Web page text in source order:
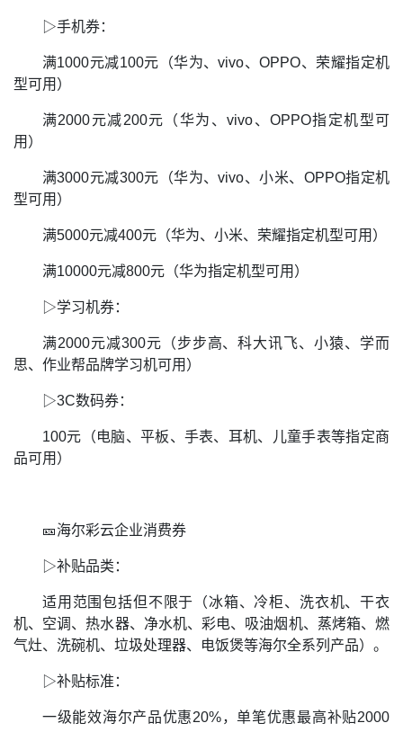
▷手机券：
满1000元减100元（华为、vivo、OPPO、荣耀指定机
型可用）
满2000元减200元（华为、vivo、OPPO指定机型可
用）
满3000元减300元（华为、vivo、小米、OPPO指定机
型可用）
满5000元减400元（华为、小米、荣耀指定机型可用）
满10000元减800元（华为指定机型可用）
▷学习机券：
满2000元减300元（步步高、科大讯飞、小猿、学而
思、作业帮品牌学习机可用）
▷3C数码券：
100元（电脑、平板、手表、耳机、儿童手表等指定商
品可用）
🎫海尔彩云企业消费券
▷补贴品类：
适用范围包括但不限于（冰箱、冷柜、洗衣机、干衣
机、空调、热水器、净水机、彩电、吸油烟机、蒸烤箱、燃
气灶、洗碗机、垃圾处理器、电饭煲等海尔全系列产品）。
▷补贴标准：
一级能效海尔产品优惠20%，单笔优惠最高补贴2000